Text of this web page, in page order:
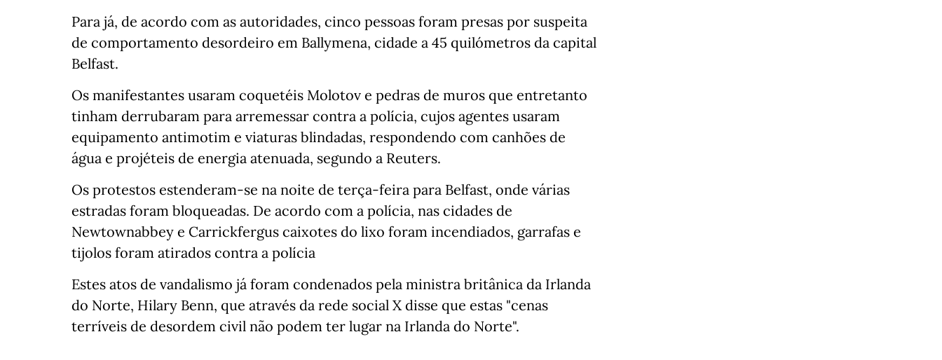
Para já, de acordo com as autoridades, cinco pessoas foram presas por suspeita
de comportamento desordeiro em Ballymena, cidade a 45 quilómetros da capital
Belfast.
Os manifestantes usaram coquetéis Molotov e pedras de muros que entretanto
tinham derrubaram para arremessar contra a polícia, cujos agentes usaram
equipamento antimotim e viaturas blindadas, respondendo com canhões de
água e projéteis de energia atenuada, segundo a Reuters.
Os protestos estenderam-se na noite de terça-feira para Belfast, onde várias
estradas foram bloqueadas. De acordo com a polícia, nas cidades de
Newtownabbey e Carrickfergus caixotes do lixo foram incendiados, garrafas e
tijolos foram atirados contra a polícia
Estes atos de vandalismo já foram condenados pela ministra britânica da Irlanda
do Norte, Hilary Benn, que através da rede social X disse que estas "cenas
terríveis de desordem civil não podem ter lugar na Irlanda do Norte".